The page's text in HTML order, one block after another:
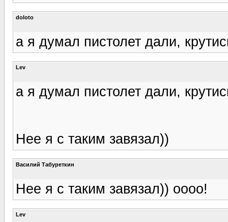
doloto
а я думал пистолет дали,
Lev
а я думал пистолет дали,
Нее я с таким завязал))
Василий Табуреткин
Нее я с таким завязал)) оооо!
Lev